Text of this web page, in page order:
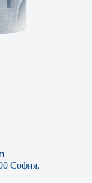
София,